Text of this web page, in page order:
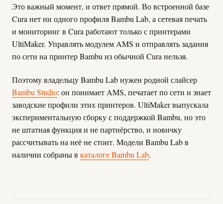
Это важный момент, и ответ прямой. Во встроенной базе
Cura нет ни одного профиля Bambu Lab, а сетевая печать
и мониторинг в Cura работают только с принтерами
UltiMaker. Управлять модулем AMS и отправлять задания
по сети на принтер Bambu из обычной Cura нельзя.
Поэтому владельцу Bambu Lab нужен родной слайсер
Bambu Studio: он понимает AMS, печатает по сети и знает
заводские профили этих принтеров. UltiMaker выпускала
экспериментальную сборку с поддержкой Bambu, но это
не штатная функция и не партнёрство, и новичку
рассчитывать на неё не стоит. Модели Bambu Lab в
наличии собраны в каталоге Bambu Lab.